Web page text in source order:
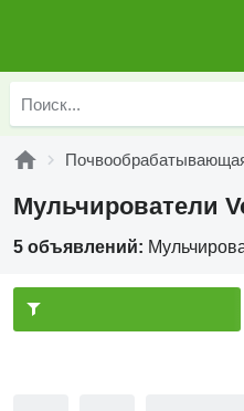
Мульчирователи
5 объявлений: